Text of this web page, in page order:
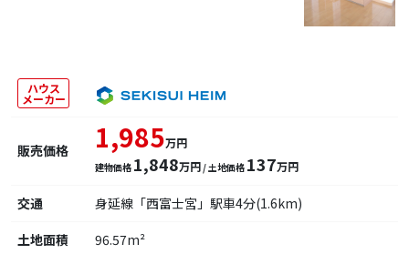
ハウス
メーカー
販売価格 1,985万円
建物価格 1,848万円 / 土地価格 137万円
交通
身延線「西富士宮」駅車4分(1.6km)
土地面積
96.57m²